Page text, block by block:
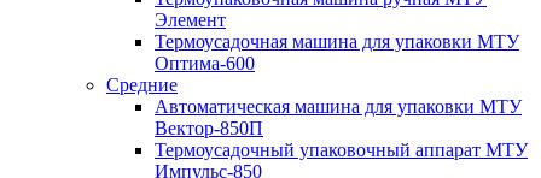
Элемент
Термоусадочная машина для упаковки МТУ
Оптима-600
Средние
Автоматическая машина для упаковки МТУ
Вектор-850П
Термоусадочный упаковочный аппарат МТУ
Импульс-850